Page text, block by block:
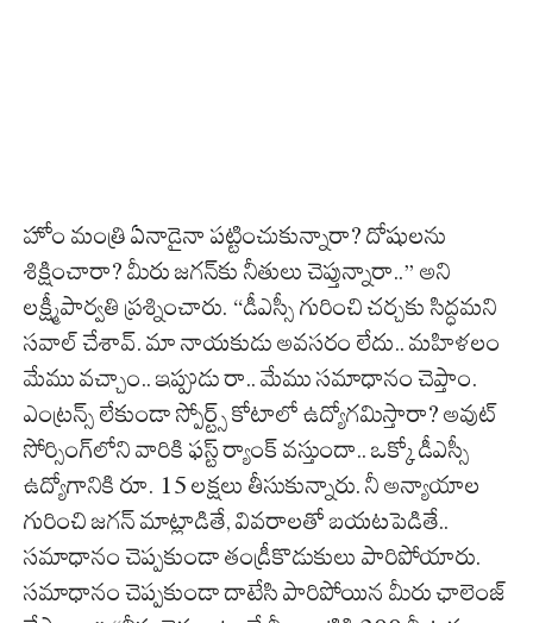
హోం మంత్రి ఏనాడైనా పట్టించుకున్నారా? దోషులను
శిక్షించారా? మీరు జగన్‌కు నీతులు చెప్తున్నారా..” అని
లక్ష్మీపార్వతి ప్రశ్నించారు. “డీఎస్సీ గురించి చర్చకు సిద్ధమని
సవాల్ చేశావ్. మా నాయకుడు అవసరం లేదు.. మహిళలం
మేము వచ్చాం.. ఇప్పుడు రా.. మేము సమాధానం చెప్తాం.
ఎంట్రన్స్ లేకుండా స్పోర్ట్స్ కోటాలో ఉద్యోగమిస్తారా? అవుట్
సోర్సింగ్‌లోని వారికి ఫస్ట్ ర్యాంక్ వస్తుందా.. ఒక్కో డీఎస్సీ
ఉద్యోగానికి రూ. 15 లక్షలు తీసుకున్నారు. నీ అన్యాయాల
గురించి జగన్ మాట్లాడితే, వివరాలతో బయటపెడితే..
సమాధానం చెప్పకుండా తండ్రీకొడుకులు పారిపోయారు.
సమాధానం చెప్పకుండా దాటేసి పారిపోయిన మీరు ఛాలెంజ్